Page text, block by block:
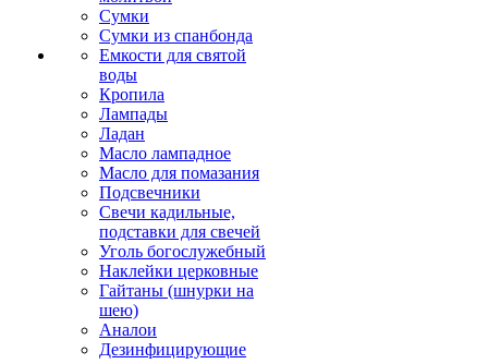
Сумки
Сумки из спанбонда
Емкости для святой
воды
Кропила
Лампады
Ладан
Масло лампадное
Масло для помазания
Подсвечники
Свечи кадильные,
подставки для свечей
Уголь богослужебный
Наклейки церковные
Гайтаны (шнурки на
шею)
Аналои
Дезинфицирующие